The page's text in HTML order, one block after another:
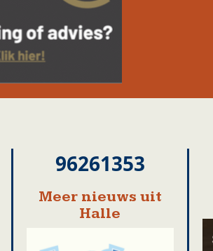
96261353
Meer nieuws uit
Halle